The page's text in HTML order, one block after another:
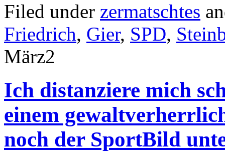
Filed under zermatschtes
Friedrich, Gier, SPD,
März2
Ich distanziere mich
einem
noch der SportBild